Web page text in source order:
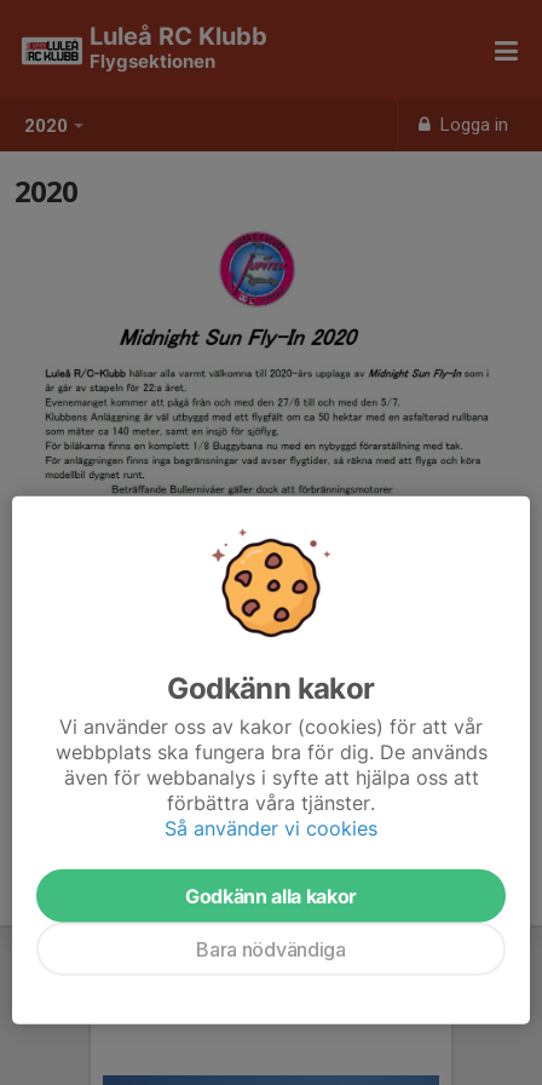
2020 Logga in
Luleå RC Klubb
Flygsektionen
2020
Godkänn kakor
Vi använder oss av kakor (cookies) för att vår
webbplats ska fungera bra för dig. De används
även för webbanalys i syfte att hjälpa oss att
förbättra våra tjänster.
Så använder vi cookies
Godkänn alla kakor
Bara nödvändiga